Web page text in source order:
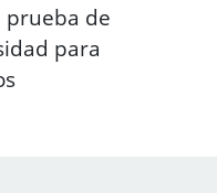
prueba de
para